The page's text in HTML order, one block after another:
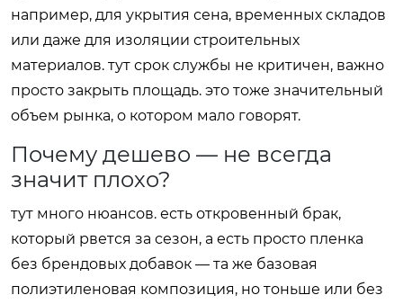
например, для укрытия сена, временных складов
или даже для изоляции строительных
материалов. тут срок службы не критичен, важно
просто закрыть площадь. это тоже значительный
объем рынка, о котором мало говорят.
Почему дешево — не всегда
значит плохо?
тут много нюансов. есть откровенный брак,
который рвется за сезон, а есть просто пленка
без брендовых добавок — та же базовая
полиэтиленовая композиция, но тоньше или без